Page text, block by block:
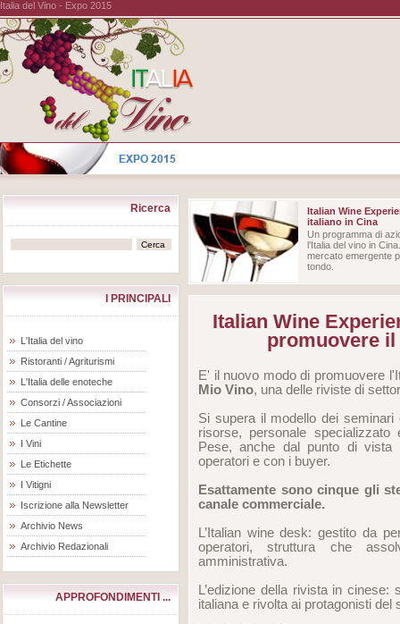
Italia del Vino - Expo 2015
Ricerca
I PRINCIPALI
L'Italia del vino
Ristoranti / Agriturismi
L'Italia delle enoteche
Consorzi / Associazioni
Le Cantine
I Vini
Le Etichette
I Vitigni
Iscrizione alla Newsletter
Archivio News
Archivio Redazionali
APPROFONDIMENTI ...
Italian Wine
italiano in Cina
Un programma di
l’Italia del vino in
mercato emergente
tondo.
Italian Wine
promuovere
E' il nuovo modo di promuovere
Mio Vino, una delle riviste di
Si supera il modello dei
risorse, personale
Pese, anche dal punto di
operatori e con i buyer.
Esattamente sono cinque gli
canale commerciale.
L’Italian wine desk: gestito da
operatori, struttura che
amministrativa.
L’edizione della rivista in
italiana e rivolta ai protagonisti